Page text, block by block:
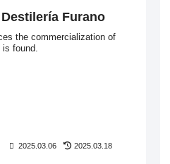
Furano
the commercialization of
is found.
2025.03.06 2025.03.18